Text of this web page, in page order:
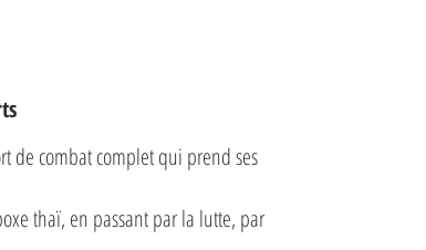
de combat complet qui prend ses
thaï, en passant par la lutte, par